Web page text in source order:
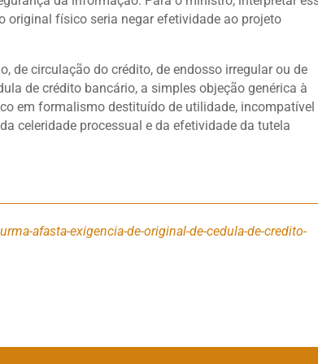
original físico seria negar efetividade ao projeto
de circulação do crédito, de endosso irregular ou de
de crédito bancário, a simples objeção genérica à
em formalismo destituído de utilidade, incompatível
celeridade processual e da efetividade da tutela
afasta-exigencia-de-original-de-cedula-de-credito-